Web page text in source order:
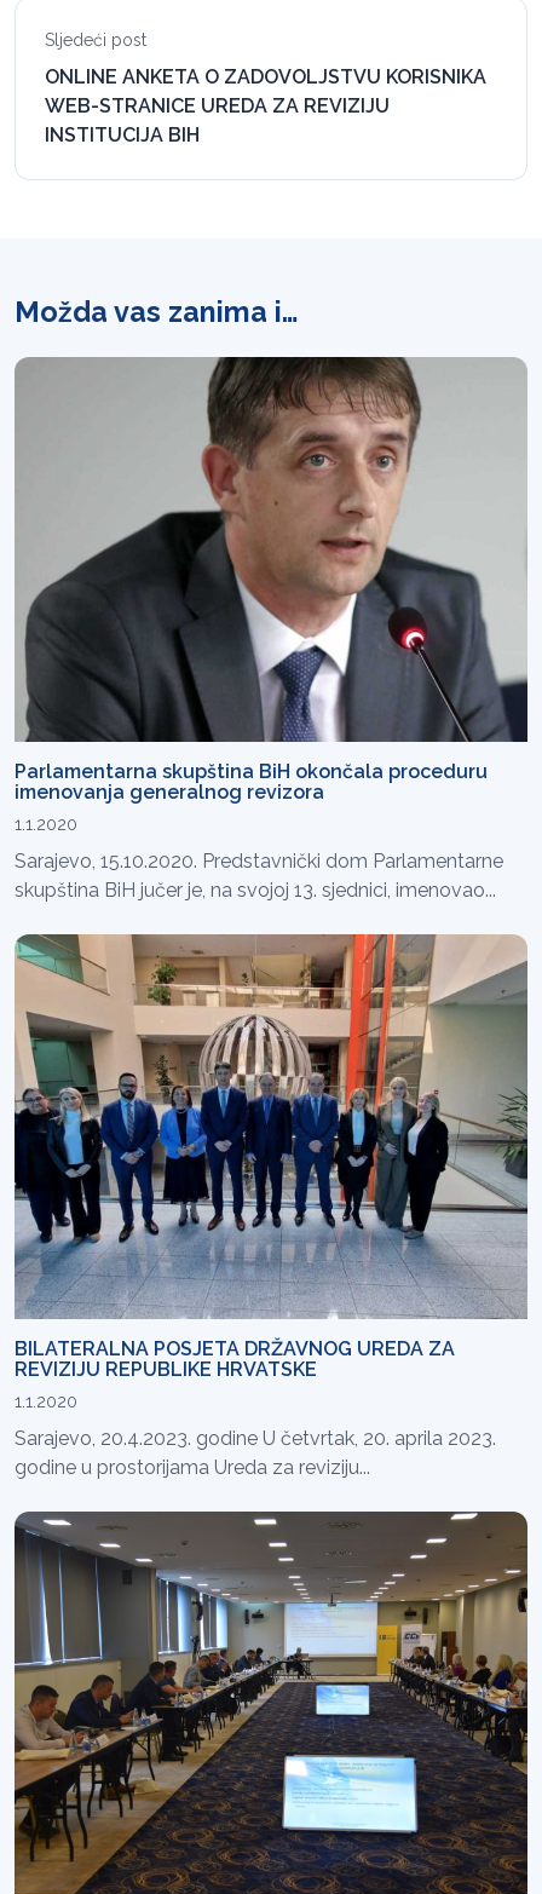
Sljedeći post
ONLINE ANKETA O ZADOVOLJSTVU KORISNIKA
WEB-STRANICE UREDA ZA REVIZIJU
INSTITUCIJA BIH
Možda vas zanima i…
Parlamentarna skupština BiH okončala proceduru
imenovanja generalnog revizora
1.1.2020
Sarajevo, 15.10.2020. Predstavnički dom Parlamentarne
skupština BiH jučer je, na svojoj 13. sjednici, imenovao...
BILATERALNA POSJETA DRŽAVNOG UREDA ZA
REVIZIJU REPUBLIKE HRVATSKE
1.1.2020
Sarajevo, 20.4.2023. godine U četvrtak, 20. aprila 2023.
godine u prostorijama Ureda za reviziju...